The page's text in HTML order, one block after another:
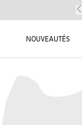
NOUVEAUTÉS